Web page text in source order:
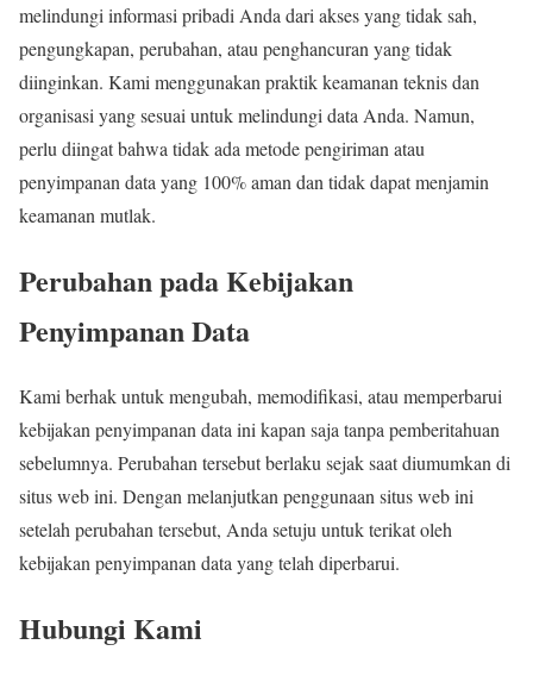
melindungi informasi pribadi Anda dari akses yang tidak sah,
pengungkapan, perubahan, atau penghancuran yang tidak
diinginkan. Kami menggunakan praktik keamanan teknis dan
organisasi yang sesuai untuk melindungi data Anda. Namun,
perlu diingat bahwa tidak ada metode pengiriman atau
penyimpanan data yang 100% aman dan tidak dapat menjamin
keamanan mutlak.
Perubahan pada Kebijakan
Penyimpanan Data
Kami berhak untuk mengubah, memodifikasi, atau memperbarui
kebijakan penyimpanan data ini kapan saja tanpa pemberitahuan
sebelumnya. Perubahan tersebut berlaku sejak saat diumumkan di
situs web ini. Dengan melanjutkan penggunaan situs web ini
setelah perubahan tersebut, Anda setuju untuk terikat oleh
kebijakan penyimpanan data yang telah diperbarui.
Hubungi Kami